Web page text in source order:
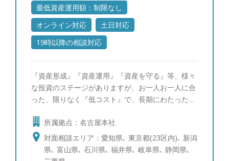
の動きに使ってしまい、もったいないと思っている
ので、基本的に収入のうち余ったお金はETFや他の
ファンドなどに積み立てています。 【出身地】 大
阪市 【家族構成】 妻と10歳、8歳の2人の子供がい
近は沖縄に行きました。マイル集めにこだわりがあ
り、60万マイルを貯めています。マイル獲得方法を
お客様にも伝えることがあります。
最低資産運用額：制限なし
オンライン対応
土日対応
19時以降の相談対応
『資産形成』『資産運用』『資産を守る』等、様々
な投資のステージがありますが、お一人お一人に合
った、限りなく『低コスト』で、長期にわたった、
だきます。お客様の良きアドバイザーとして、一生
涯寄り添う長期的な視点で、お客様ごとのライフプ
ランに応じた最適なご提案したいという思いからで
す。顧客本位のアドバイスを徹底すること、日々の
所属拠点：名古屋本社
対面相談エリア：愛知県､ 東京都(23区内)､ 新潟
県､ 富山県､ 石川県､ 福井県､ 岐阜県､ 静岡県､